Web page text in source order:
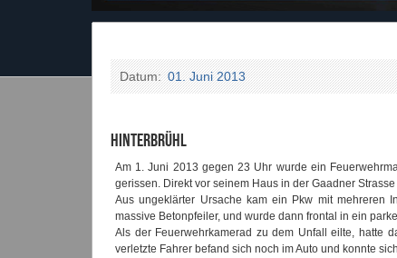
Datum:01. Juni 2013
Hinterbrühl
Am 1. Juni 2013 gegen 23 Uhr wurde ein
gerissen. Direkt vor seinem Haus in der Gaadner
Aus ungeklärter Ursache kam ein Pkw mit mehreren
massive Betonpfeiler, und wurde dann frontal in ein
Als der Feuerwehrkamerad zu dem Unfall eilte, hatte
verletzte Fahrer befand sich noch im Auto und konnte